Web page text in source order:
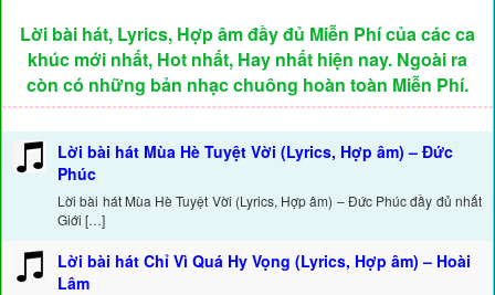
Lời bài hát, Lyrics, Hợp âm đầy đủ Miễn Phí của các ca
khúc mới nhất, Hot nhất, Hay nhất hiện nay. Ngoài ra
còn có những bản nhạc chuông hoàn toàn Miễn Phí.
Lời bài hát Mùa Hè Tuyệt Vời (Lyrics, Hợp âm) – Đức
Phúc
Lời bài hát Mùa Hè Tuyệt Vời (Lyrics, Hợp âm) – Đức Phúc đầy đủ nhất
Giới […]
Lời bài hát Chỉ Vì Quá Hy Vọng (Lyrics, Hợp âm) – Hoài
Lâm